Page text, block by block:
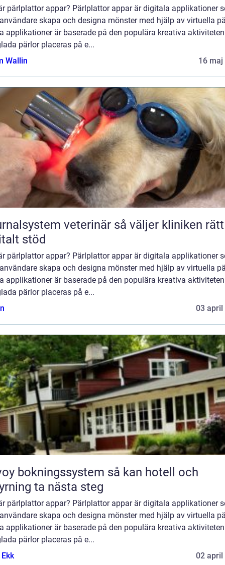
pärlplattor appar? Pärlplattor appar är digitala applikationer
skapa och designa mönster med hjälp av virtuella
applikationer är baserade på den populära kreativa
pärlor placeras på e...
Wallin
16 maj
veterinär så väljer kliniken rätt
stöd
pärlplattor appar? Pärlplattor appar är digitala applikationer
skapa och designa mönster med hjälp av virtuella
applikationer är baserade på den populära kreativa
pärlor placeras på e...
03 april
så kan hotell och
ta nästa steg
pärlplattor appar? Pärlplattor appar är digitala applikationer
skapa och designa mönster med hjälp av virtuella
applikationer är baserade på den populära kreativa
pärlor placeras på e...
02 april